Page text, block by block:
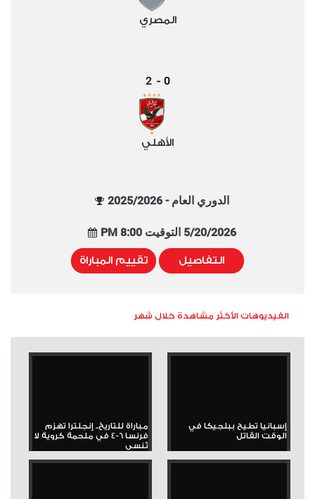
المصري
0
-
2
الأهلي
الدوري العام - 2025/2026
5/20/2026 التوقيت 8:00 PM
التفاصيل تقييم المباراة
الفيديوهات الأكثر مشاهدة خلال شهر
إسبانيا تطيح ببلجيكا في
الوقت القاتل
مباراة للتاريخ.. إنجلترا تهزم
فرنسا 6-4 في ملحمة كروية لا
تُنسى